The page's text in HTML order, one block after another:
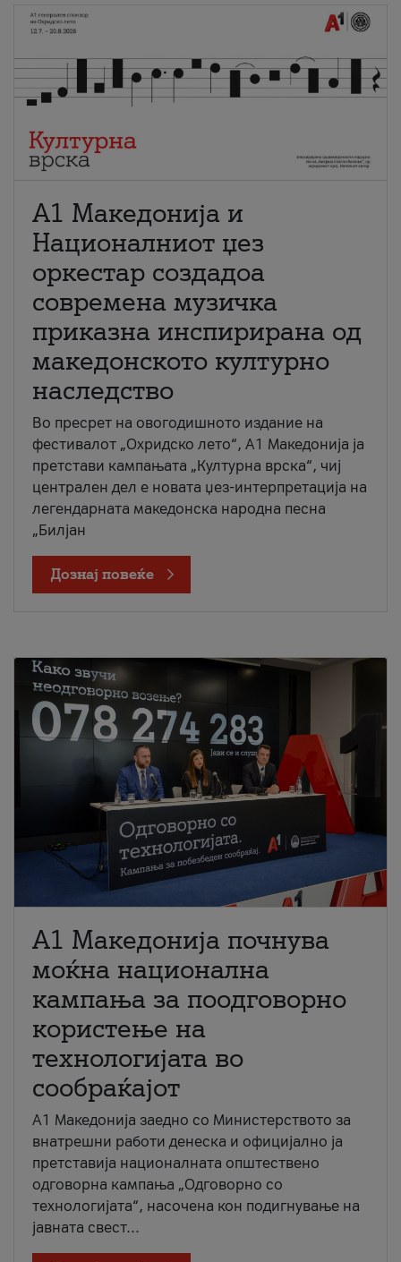
А1 Македонија и
Националниот џез
оркестар создадоа
современа музичка
приказна инспирирана од
македонското културно
наследство
Во пресрет на овогодишното издание на
фестивалот „Охридско лето“, А1 Македонија ја
претстави кампањата „Културна врска“, чиј
централен дел е новата џез-интерпретација на
легендарната македонска народна песна
„Билјан
Дознај повеќе
A1 Македонија почнува
моќна национална
кампања за поодговорно
користење на
технологијата во
сообраќајот
A1 Македонија заедно со Министерството за
внатрешни работи денеска и официјално ја
претставија националната општествено
одговорна кампања „Одговорно со
технологијата“, насочена кон подигнување на
јавната свест...